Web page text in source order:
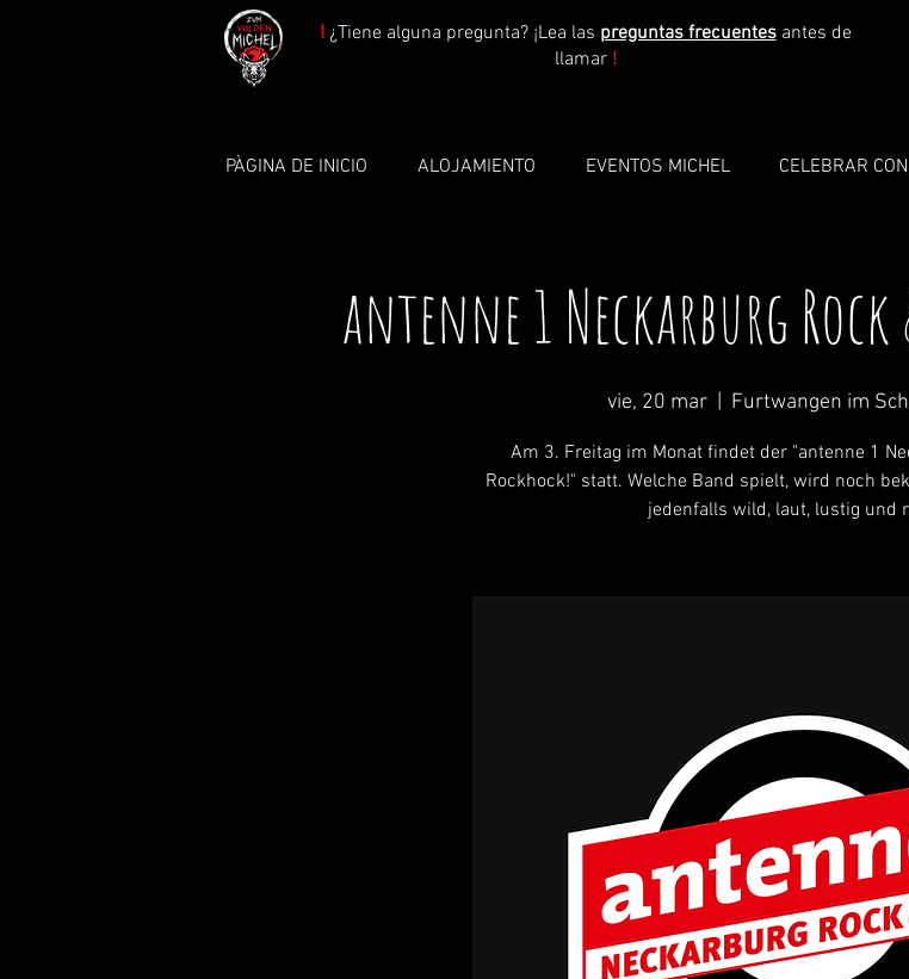
!¿Tiene alguna pregunta? ¡Lea las preguntas frecuentesantes de
llamar !
PÀGINA DE INICIO ALOJAMIENTO EVENTOS MICHEL CELEBRAR
antenne 1 Neckarburg Rock
vie, 20 mar
  |
Furtwangen im
Am 3. Freitag im Monat findet der "antenne 1
Rockhock!" statt. Welche Band spielt, wird noch
jedenfalls wild, laut, lustig und